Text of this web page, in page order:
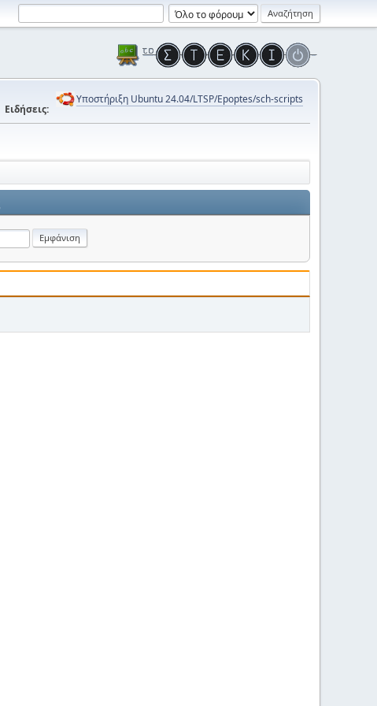
Ειδήσεις:
Υποστήριξη Ubuntu 24.04/LTSP/Epoptes/sch-scripts